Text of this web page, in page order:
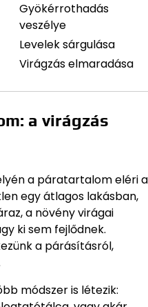
Gyökérrothadás
veszélye
Levelek sárgulása
Virágzás elmaradása
a virágzás
a páratartalom eléri a
egy átlagos lakásban,
a növény virágai
ki sem fejlődnek.
a párásításról,
módszer is létezik: